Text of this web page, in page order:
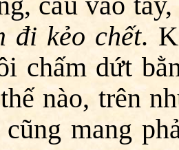
đi kẻo chết.
chấm dứt
nào, trên
mang